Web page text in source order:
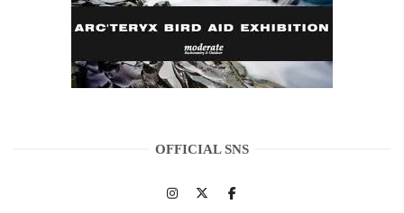
OFFICIAL SNS